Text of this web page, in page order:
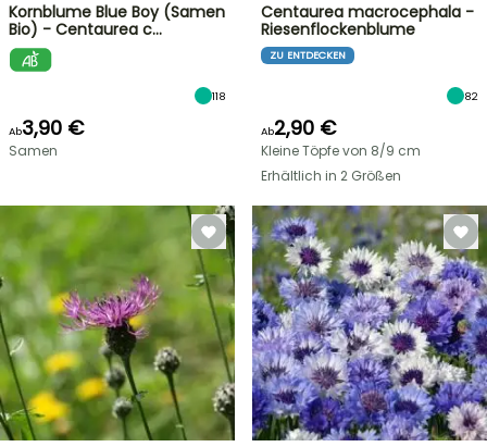
Kornblume Blue Boy (Samen
Bio) - Centaurea c…
118
Ab3,90 €
Samen
Centaurea macrocephala -
Riesenflockenblume
ZU ENTDECKEN
82
Ab2,90 €
Kleine Töpfe von 8/9 cm
Erhältlich in 2 Größen